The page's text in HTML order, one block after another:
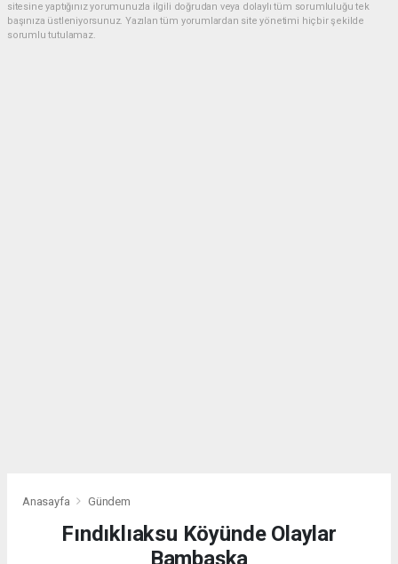
sitesine yaptığınız yorumunuzla ilgili doğrudan veya dolaylı tüm sorumluluğu tek
başınıza üstleniyorsunuz. Yazılan tüm yorumlardan site yönetimi hiçbir şekilde
sorumlu tutulamaz.
Anasayfa Gündem
Fındıklıaksu Köyünde Olaylar
Bambaşka